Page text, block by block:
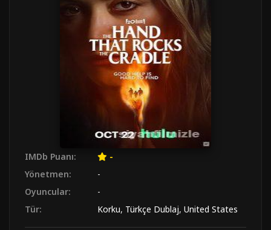
IMDb Puanı:
-
Yönetmen:
-
Oyuncular:
-
Tür:
Korku, Türkçe Dublaj, United States